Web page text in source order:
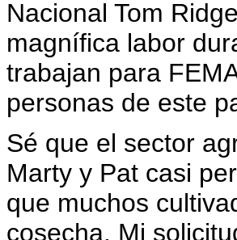
Nacional Tom
magnífica labor
trabajan para
personas de este
Sé que el sector
Marty y Pat casi
que muchos
cosecha. Mi